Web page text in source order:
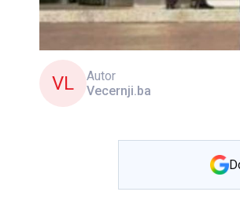
VL
Autor
Vecernji.ba